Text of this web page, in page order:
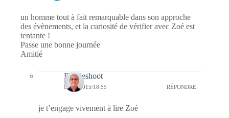
un homme tout à fait remarquable dans son approche
des évènements, et la curiosité de vérifier avec Zoé est
tentante !
Passe une bonne journée
Amitié
Bernieshoot
06/06/2015/18:55 RÉPONDRE
je t’engage vivement à lire Zoé